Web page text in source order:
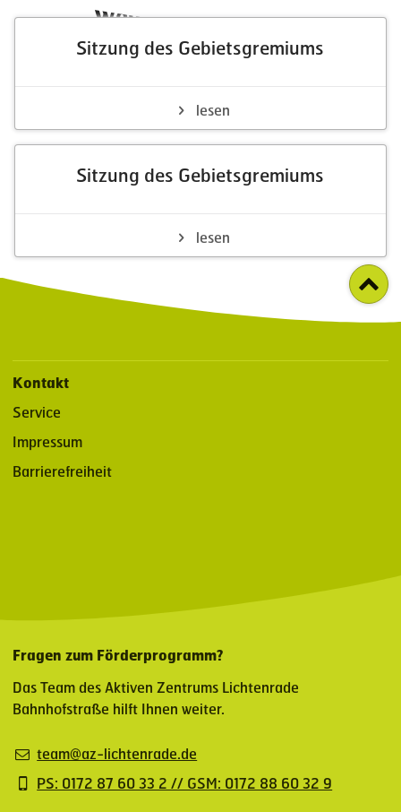
Weitere Neuigkeiten
Sitzung des Gebietsgremiums
lesen
Sitzung des Gebietsgremiums
lesen
Kontakt
Service
Impressum
Barrierefreiheit
Fragen zum Förderprogramm?
Das Team des Aktiven Zentrums Lichtenrade
Bahnhofstraße hilft Ihnen weiter.
team@az-lichtenrade.de
PS: 0172 87 60 33 2 // GSM: 0172 88 60 32 9